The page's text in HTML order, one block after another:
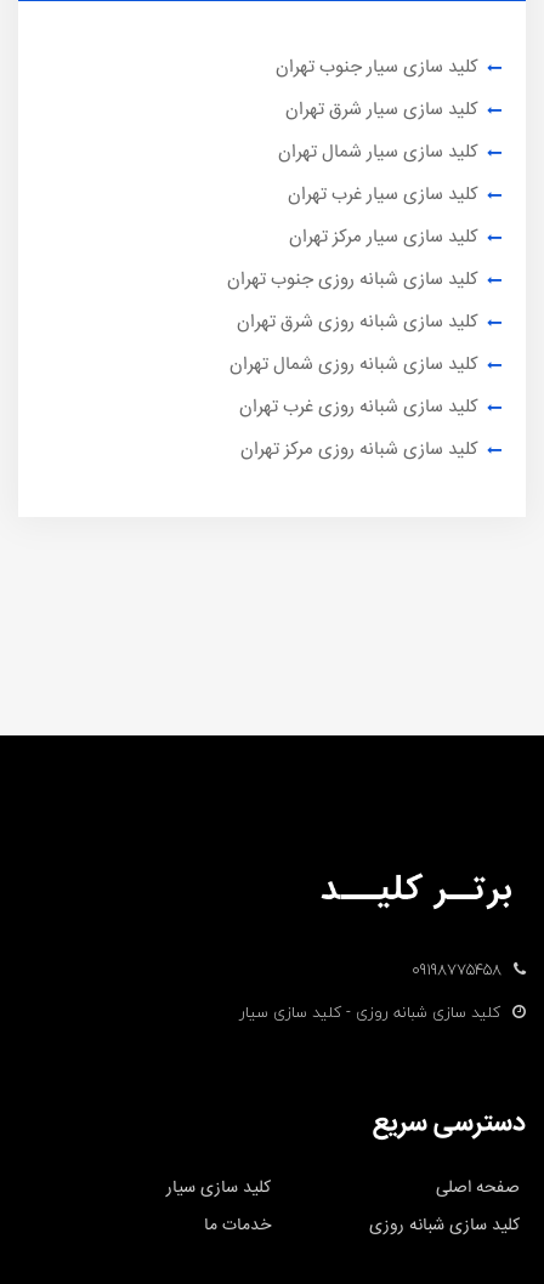
کلید سازی سیار جنوب تهران
کلید سازی سیار شرق تهران
کلید سازی سیار شمال تهران
کلید سازی سیار غرب تهران
کلید سازی سیار مرکز تهران
کلید سازی شبانه روزی جنوب تهران
کلید سازی شبانه روزی شرق تهران
کلید سازی شبانه روزی شمال تهران
کلید سازی شبانه روزی غرب تهران
کلید سازی شبانه روزی مرکز تهران
09198775458
کلید سازی شبانه روزی - کلید سازی سیار
دسترسی سریع
صفحه اصلی
کلید سازی سیار
کلید سازی شبانه روزی
خدمات ما